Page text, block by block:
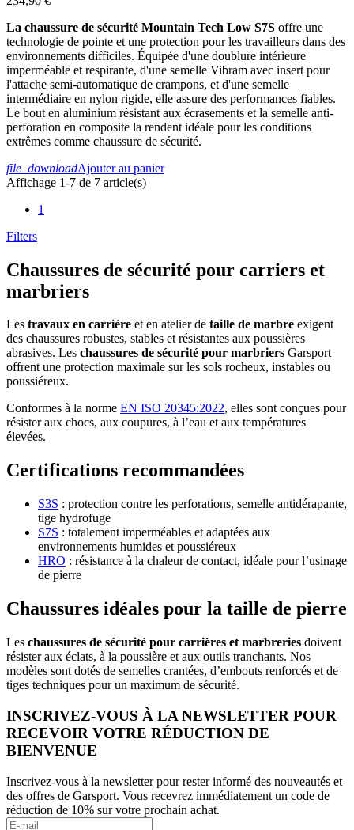
La chaussure de sécurité Mountain Tech Low S7S offre une
technologie de pointe et une protection pour les travailleurs dans des
environnements difficiles. Équipée d'une doublure intérieure
imperméable et respirante, d'une semelle Vibram avec insert pour
l'attache semi-automatique de crampons, et d'une semelle
intermédiaire en nylon rigide, elle assure des performances fiables.
Le bout en aluminium résistant aux écrasements et la semelle anti-
perforation en composite la rendent idéale pour les conditions
extrêmes comme chaussure de sécurité.
file_downloadAjouter au panier
Affichage 1-7 de 7 article(s)
1
Filters
Chaussures de sécurité pour carriers et
marbriers
Les travaux en carrière et en atelier de taille de marbre exigent
des chaussures robustes, stables et résistantes aux poussières
abrasives. Les chaussures de sécurité pour marbriers Garsport
offrent une protection maximale sur les sols rocheux, instables ou
poussiéreux.
Conformes à la norme EN ISO 20345:2022, elles sont conçues pour
résister aux chocs, aux coupures, à l’eau et aux températures
élevées.
Certifications recommandées
S3S : protection contre les perforations, semelle antidérapante,
tige hydrofuge
S7S : totalement imperméables et adaptées aux
environnements humides et poussiéreux
HRO : résistance à la chaleur de contact, idéale pour l’usinage
de pierre
Chaussures idéales pour la taille de pierre
Les chaussures de sécurité pour carrières et marbreries doivent
résister aux éclats, à la poussière et aux outils tranchants. Nos
modèles sont dotés de semelles crantées, d’embouts renforcés et de
tiges techniques pour un maximum de sécurité.
INSCRIVEZ-VOUS À LA NEWSLETTER POUR
RECEVOIR VOTRE RÉDUCTION DE
BIENVENUE
Inscrivez-vous à la newsletter pour rester informé des nouveautés et
des offres de Garsport. Vous recevrez immédiatement un code de
réduction de 10% sur votre prochain achat.